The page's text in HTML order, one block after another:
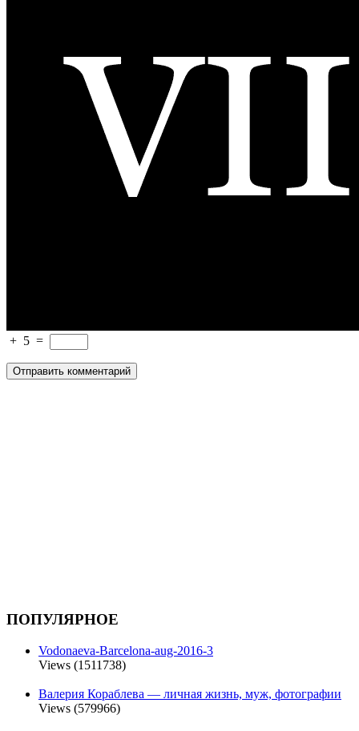
+ 5 =
ПОПУЛЯРНОЕ
Vodonaeva-Barcelona-aug-2016-3
Views (1511738)
Валерия Кораблева — личная жизнь, муж, фотографии
Views (579966)